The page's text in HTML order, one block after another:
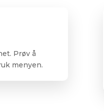
Prøv å
menyen.